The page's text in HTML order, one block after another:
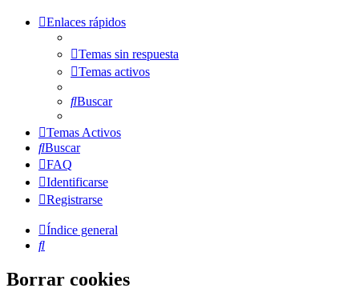
Enlaces rápidos
Temas sin respuesta
Temas activos
Buscar
Temas Activos
Buscar
FAQ
Identificarse
Registrarse
Índice general
Buscar
Borrar cookies